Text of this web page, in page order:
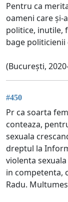
Pentru ca
oameni care
politice, inutile,
bage
(București,
#450
Pr ca soarta
conteaza,
sexuala
dreptul la
violenta
in competenta,
Radu.